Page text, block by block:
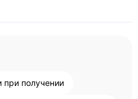
получении